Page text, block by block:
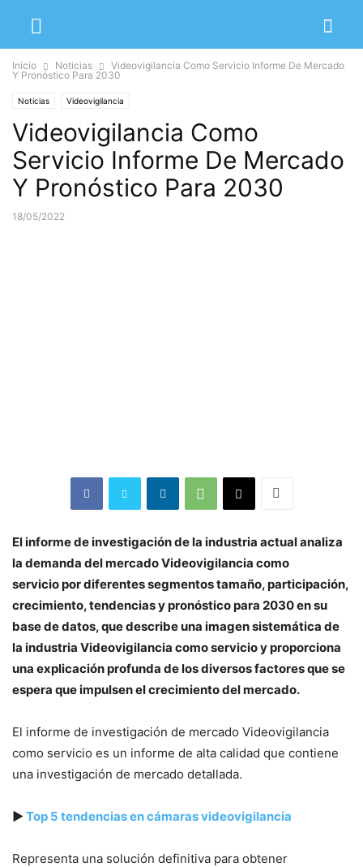
Inicio Noticias
Videovigilancia Como Servicio Informe De Mercado
Y Pronóstico Para 2030
Noticias Videovigilancia
Videovigilancia Como
Servicio Informe De Mercado
Y Pronóstico Para 2030
18/05/2022
El informe de investigación de la industria actual analiza
la demanda del mercado Videovigilancia como
servicio por diferentes segmentos tamaño, participación,
crecimiento, tendencias y pronóstico para 2030 en su
base de datos, que describe una imagen sistemática de
la industria Videovigilancia como servicio y proporciona
una explicación profunda de los diversos factores que se
espera que impulsen el crecimiento del mercado.
El informe de investigación de mercado Videovigilancia
como servicio es un informe de alta calidad que contiene
una investigación de mercado detallada.
▶Top 5 tendencias en cámaras videovigilancia
Representa una solución definitiva para obtener